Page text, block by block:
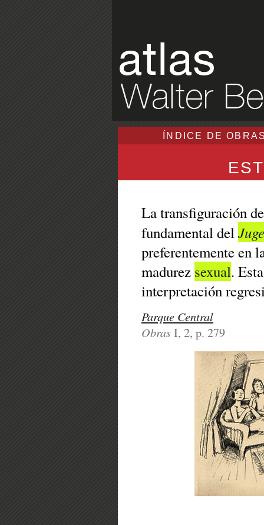
ÍNDICE DE
La transfiguración
fundamental del
preferentemente en
madurez sexual.
interpretación
Parque Central
ObrasI, 2, p. 279